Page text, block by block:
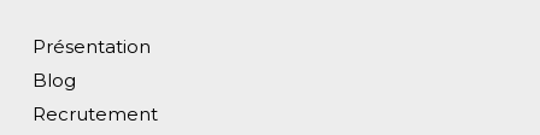
Présentation
Blog
Recrutement